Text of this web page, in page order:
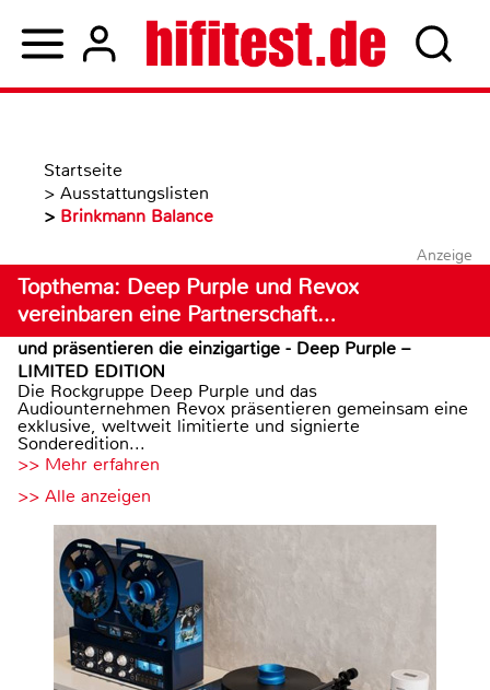
Startseite
> Ausstattungslisten
> Brinkmann Balance
Anzeige
Topthema: Deep Purple und Revox
vereinbaren eine Partnerschaft…
und präsentieren die einzigartige - Deep Purple –
LIMITED EDITION
Die Rockgruppe Deep Purple und das
Audiounternehmen Revox präsentieren gemeinsam eine
exklusive, weltweit limitierte und signierte
Sonderedition...
>> Mehr erfahren
>> Alle anzeigen